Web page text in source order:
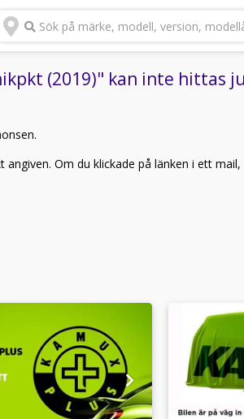
Sök på märke, modell, version,
(2019)" kan inte hittas
Om du klickade på länken i ett